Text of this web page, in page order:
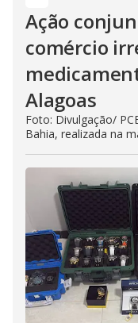
Ação
comércio
Alagoas
Foto: Divulgação/
Bahia, realizada na